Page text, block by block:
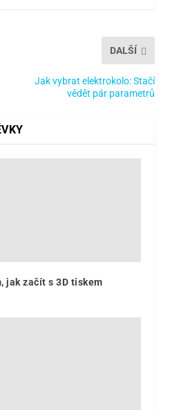
DALŠÍ
Jak vybrat elektrokolo: Stačí
vědět pár parametrů
jak začít s 3D tiskem